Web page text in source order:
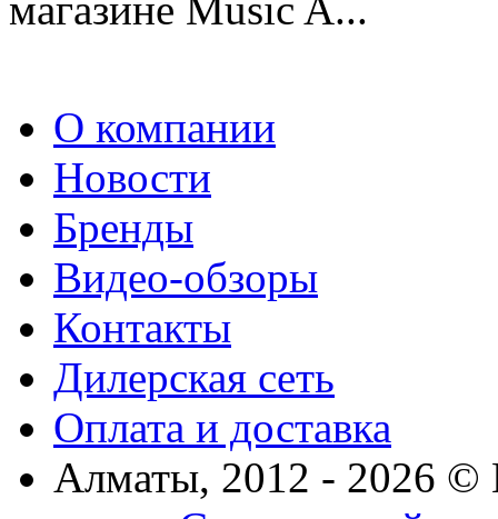
О компании
Новости
Бренды
Видео-обзоры
Контакты
Дилерская сеть
Оплата и доставка
Алматы, 2012 - 2026 ©